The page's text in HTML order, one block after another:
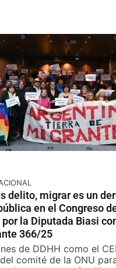
delito, migrar es un
en el Congreso
la Diputada Biasi
366/25
de DDHH como el
comité de la ONU